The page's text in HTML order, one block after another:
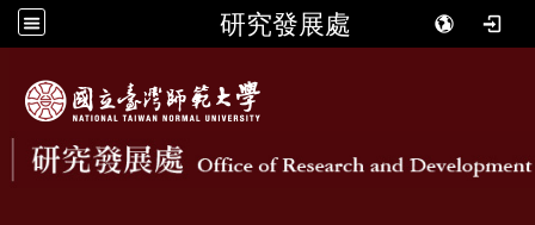
研究發展處